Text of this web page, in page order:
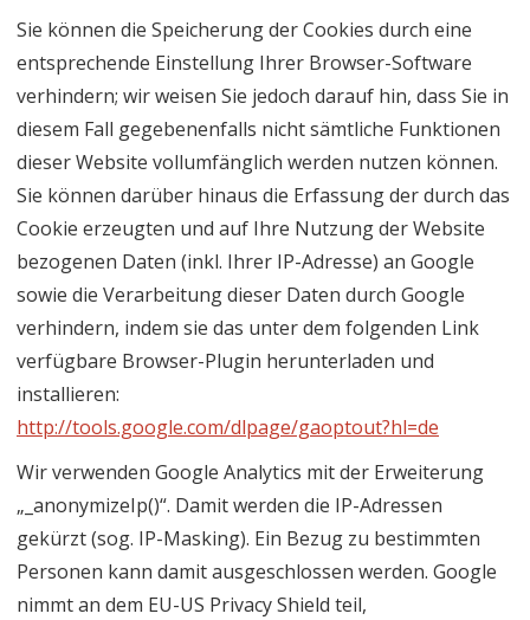
Sie können die Speicherung der Cookies durch eine
entsprechende Einstellung Ihrer Browser-Software
verhindern; wir weisen Sie jedoch darauf hin, dass Sie in
diesem Fall gegebenenfalls nicht sämtliche Funktionen
dieser Website vollumfänglich werden nutzen können.
Sie können darüber hinaus die Erfassung der durch das
Cookie erzeugten und auf Ihre Nutzung der Website
bezogenen Daten (inkl. Ihrer IP-Adresse) an Google
sowie die Verarbeitung dieser Daten durch Google
verhindern, indem sie das unter dem folgenden Link
verfügbare Browser-Plugin herunterladen und
installieren:
http://tools.google.com/dlpage/gaoptout?hl=de
Wir verwenden Google Analytics mit der Erweiterung
„_anonymizeIp()“. Damit werden die IP-Adressen
gekürzt (sog. IP-Masking). Ein Bezug zu bestimmten
Personen kann damit ausgeschlossen werden. Google
nimmt an dem EU-US Privacy Shield teil,